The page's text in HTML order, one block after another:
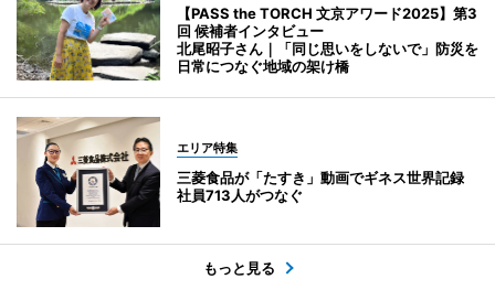
【PASS the TORCH 文京アワード2025】第3
回 候補者インタビュー
北尾昭子さん｜「同じ思いをしないで」防災を
日常につなぐ地域の架け橋
エリア特集
三菱食品が「たすき」動画でギネス世界記録
社員713人がつなぐ
もっと見る